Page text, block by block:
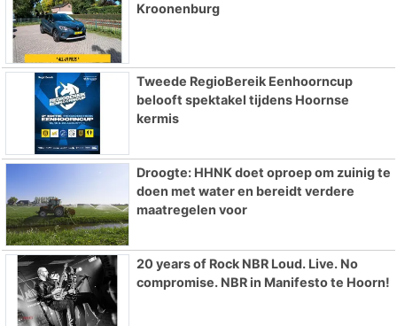
Kroonenburg
Tweede RegioBereik Eenhoorncup
belooft spektakel tijdens Hoornse
kermis
Droogte: HHNK doet oproep om zuinig te
doen met water en bereidt verdere
maatregelen voor
20 years of Rock NBR Loud. Live. No
compromise. NBR in Manifesto te Hoorn!